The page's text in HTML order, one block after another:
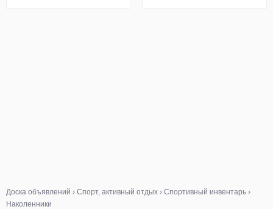
Доска объявлений › Спорт, активный отдых › Спортивный инвентарь ›
Наколенники